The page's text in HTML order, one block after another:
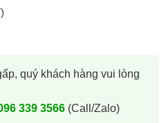
quý khách hàng vui lòng
339 3566(Call/Zalo)